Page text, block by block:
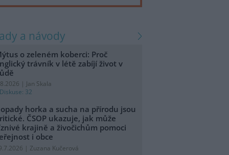
a návody
o zeleném koberci: Proč
trávník v létě zabíjí život v
| Jan Skala
Diskuse: 32
horka a sucha na přírodu jsou
ČSOP ukazuje, jak může
krajině a živočichům pomoci
i obce
| Zuzana Kučerová